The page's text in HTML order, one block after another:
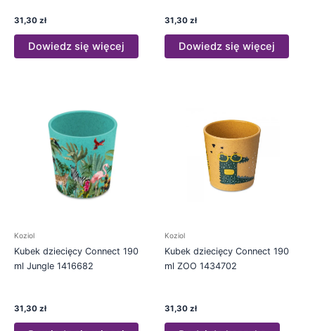
31,30 zł
Dowiedz się więcej
31,30 zł
Dowiedz się więcej
Koziol
Kubek dziecięcy Connect 190
ml Jungle 1416682
31,30 zł
Koziol
Kubek dziecięcy Connect 190
ml ZOO 1434702
31,30 zł